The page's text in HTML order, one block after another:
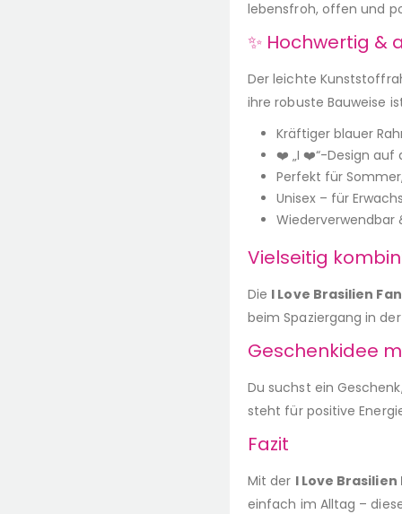
lebensfroh, offen und
✨ Hochwertig &
Der leichte
ihre robuste Bauweise
Kräftiger blauer
❤️ „I ❤️“-Design auf
Perfekt für
Unisex – für
Wiederverwendbar
Vielseitig
Die I Love Brasilien
beim Spaziergang in
Geschenkidee
Du suchst ein
steht für positive
Fazit
Mit der I Love
einfach im Alltag –